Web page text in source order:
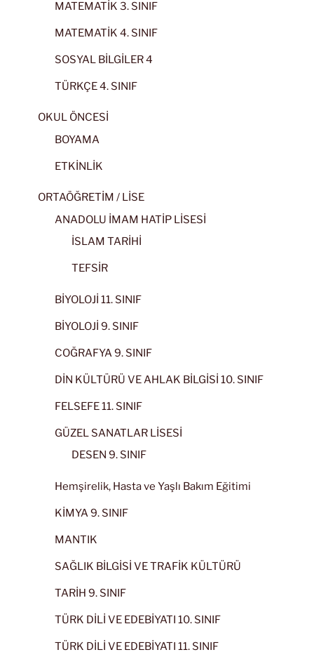
MATEMATİK 3. SINIF
MATEMATİK 4. SINIF
SOSYAL BİLGİLER 4
TÜRKÇE 4. SINIF
OKUL ÖNCESİ
BOYAMA
ETKİNLİK
ORTAÖĞRETİM / LİSE
ANADOLU İMAM HATİP LİSESİ
İSLAM TARİHİ
TEFSİR
BİYOLOJİ 11. SINIF
BİYOLOJİ 9. SINIF
COĞRAFYA 9. SINIF
DİN KÜLTÜRÜ VE AHLAK BİLGİSİ 10. SINIF
FELSEFE 11. SINIF
GÜZEL SANATLAR LİSESİ
DESEN 9. SINIF
Hemşirelik, Hasta ve Yaşlı Bakım Eğitimi
KİMYA 9. SINIF
MANTIK
SAĞLIK BİLGİSİ VE TRAFİK KÜLTÜRÜ
TARİH 9. SINIF
TÜRK DİLİ VE EDEBİYATI 10. SINIF
TÜRK DİLİ VE EDEBİYATI 11. SINIF